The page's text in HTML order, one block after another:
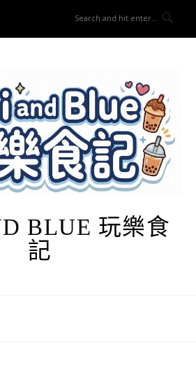
BLUE 玩樂食
記